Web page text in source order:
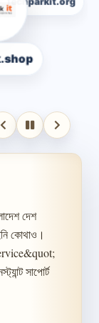
দেশ
কোথাও।
সাপোর্ট
Techparkit.org